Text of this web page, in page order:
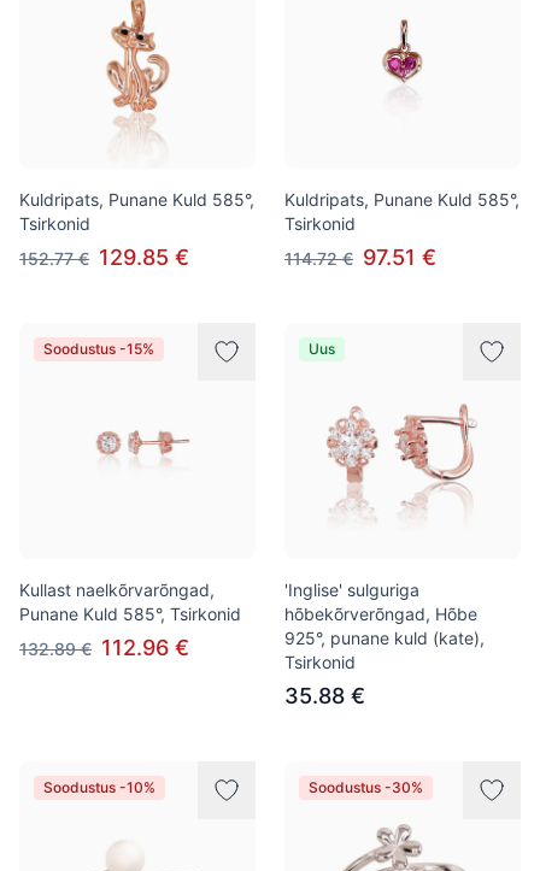
Kuldripats, Punane Kuld 585°,
Tsirkonid
152.77 € 129.85 €
Kuldripats, Punane Kuld 585°,
Tsirkonid
114.72 € 97.51 €
Soodustus -15%
Kullast naelkõrvarõngad,
Punane Kuld 585°, Tsirkonid
132.89 € 112.96 €
Uus
'Inglise' sulguriga
hõbekõrverõngad, Hõbe
925°, punane kuld (kate),
Tsirkonid
35.88 €
Soodustus -10% Soodustus -30%